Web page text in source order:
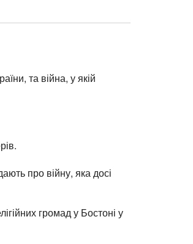
та війна, у якій
про війну, яка досі
громад у Бостоні у